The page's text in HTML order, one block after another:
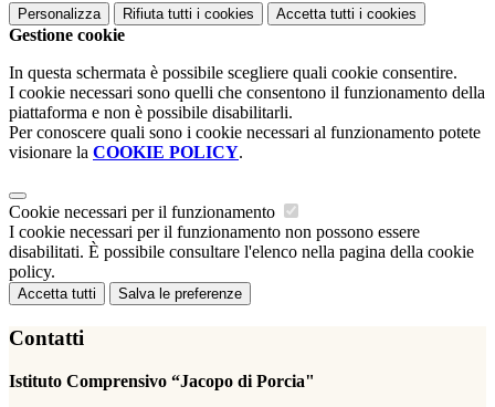
Personalizza Rifiuta tutti i cookies Accetta tutti i cookies
Gestione cookie
In questa schermata è possibile scegliere quali cookie consentire.
I cookie necessari sono quelli che consentono il funzionamento della
piattaforma e non è possibile disabilitarli.
Per conoscere quali sono i cookie necessari al funzionamento potete
visionare la COOKIE POLICY.
Cookie necessari per il funzionamento
I cookie necessari per il funzionamento non possono essere
disabilitati. È possibile consultare l'elenco nella pagina della cookie
policy.
Accetta tutti Salva le preferenze
Contatti
Istituto Comprensivo “Jacopo di Porcia"